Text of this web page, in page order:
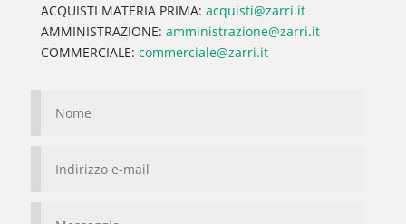
ACQUISTI MATERIA PRIMA: acquisti@zarri.it
AMMINISTRAZIONE: amministrazione@zarri.it
COMMERCIALE: commerciale@zarri.it